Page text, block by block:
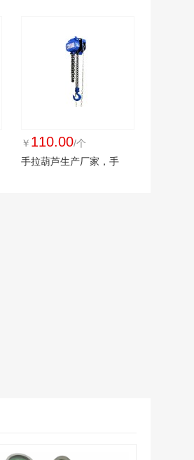
￥ 110.00/个
手拉葫芦生产厂家，手